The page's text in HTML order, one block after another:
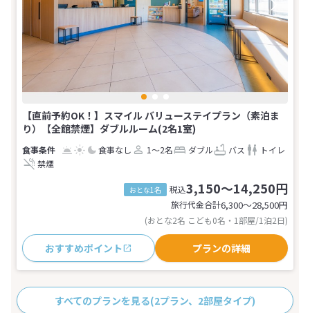
【直前予約OK！】スマイル バリューステイプラン（素泊ま
り）【全館禁煙】ダブルルーム(2名1室)
食事なし 1～2名 ダブル バス
トイレ
禁煙
おとな1名 税込3,150～14,250円
旅行代金合計6,300〜28,500円
(おとな2名 こども0名・1部屋/1泊2日)
おすすめポイント プランの詳細
すべてのプランを見る(2プラン、2部屋タイプ)